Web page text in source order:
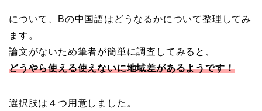
について、Bの中国語はどうなるかについて整理してみ
ます。
論文がないため筆者が簡単に調査してみると、
どうやら使える使えないに地域差があるようです！
選択肢は４つ用意しました。